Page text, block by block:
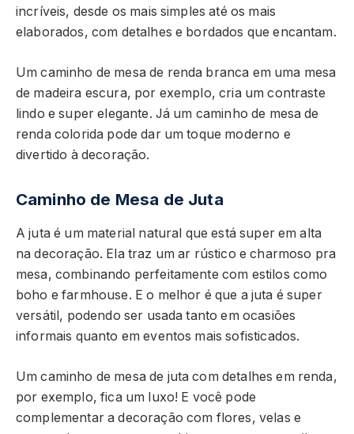
incríveis, desde os mais simples até os mais
elaborados, com detalhes e bordados que encantam.
Um caminho de mesa de renda branca em uma mesa
de madeira escura, por exemplo, cria um contraste
lindo e super elegante. Já um caminho de mesa de
renda colorida pode dar um toque moderno e
divertido à decoração.
Caminho de Mesa de Juta
A juta é um material natural que está super em alta
na decoração. Ela traz um ar rústico e charmoso pra
mesa, combinando perfeitamente com estilos como
boho e farmhouse. E o melhor é que a juta é super
versátil, podendo ser usada tanto em ocasiões
informais quanto em eventos mais sofisticados.
Um caminho de mesa de juta com detalhes em renda,
por exemplo, fica um luxo! E você pode
complementar a decoração com flores, velas e